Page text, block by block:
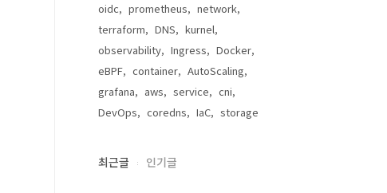
oidc
prometheus
network
terraform
DNS
kurnel
observability
Ingress
Docker
eBPF
container
AutoScaling
grafana
aws service
cni
DevOps
coredns IaC storage
최근글 인기글